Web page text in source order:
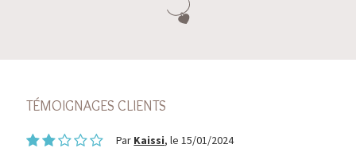
TÉMOIGNAGES CLIENTS
Par Kaissi, le 15/01/2024